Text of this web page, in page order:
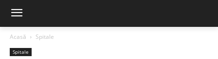
Acasă Spitale
Spitale